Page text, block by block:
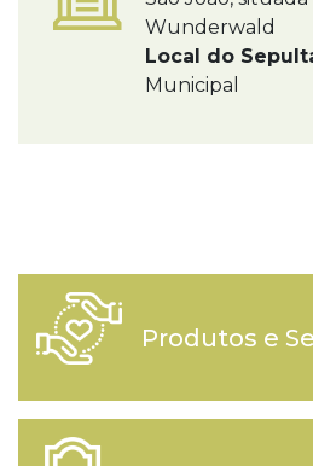
Wunderwald
Local do
Municipal
Produtos e